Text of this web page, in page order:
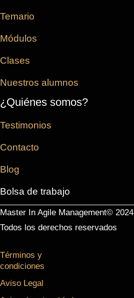
Temario
Módulos
Clases
Nuestros alumnos
¿Quiénes somos?
Testimonios
Contacto
Blog
Bolsa de trabajo
Master In Agile Management© 2024
Todos los derechos reservados
Términos y
condiciones
Aviso Legal